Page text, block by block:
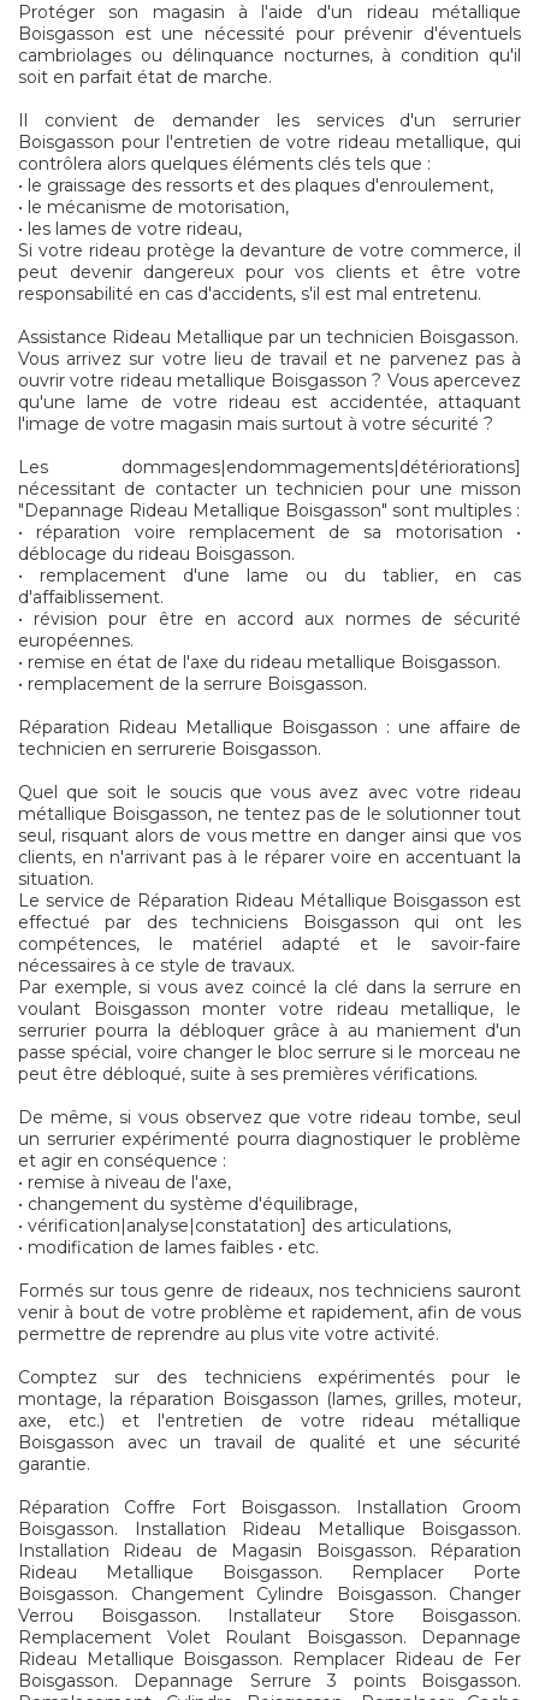
Protéger son magasin à l'aide d'un rideau métallique
Boisgasson est une nécessité pour prévenir d'éventuels
cambriolages ou délinquance nocturnes, à condition qu'il
soit en parfait état de marche.
Il convient de demander les services d'un serrurier
Boisgasson pour l'entretien de votre rideau metallique, qui
contrôlera alors quelques éléments clés tels que :
• le graissage des ressorts et des plaques d'enroulement,
• le mécanisme de motorisation,
• les lames de votre rideau,
Si votre rideau protège la devanture de votre commerce, il
peut devenir dangereux pour vos clients et être votre
responsabilité en cas d'accidents, s'il est mal entretenu.
Assistance Rideau Metallique par un technicien Boisgasson.
Vous arrivez sur votre lieu de travail et ne parvenez pas à
ouvrir votre rideau metallique Boisgasson ? Vous apercevez
qu'une lame de votre rideau est accidentée, attaquant
l'image de votre magasin mais surtout à votre sécurité ?
Les dommages|endommagements|détériorations]
nécessitant de contacter un technicien pour une misson
"Depannage Rideau Metallique Boisgasson" sont multiples :
• réparation voire remplacement de sa motorisation •
déblocage du rideau Boisgasson.
• remplacement d'une lame ou du tablier, en cas
d'affaiblissement.
• révision pour être en accord aux normes de sécurité
européennes.
• remise en état de l'axe du rideau metallique Boisgasson.
• remplacement de la serrure Boisgasson.
Réparation Rideau Metallique Boisgasson : une affaire de
technicien en serrurerie Boisgasson.
Quel que soit le soucis que vous avez avec votre rideau
métallique Boisgasson, ne tentez pas de le solutionner tout
seul, risquant alors de vous mettre en danger ainsi que vos
clients, en n'arrivant pas à le réparer voire en accentuant la
situation.
Le service de Réparation Rideau Métallique Boisgasson est
effectué par des techniciens Boisgasson qui ont les
compétences, le matériel adapté et le savoir-faire
nécessaires à ce style de travaux.
Par exemple, si vous avez coincé la clé dans la serrure en
voulant Boisgasson monter votre rideau metallique, le
serrurier pourra la débloquer grâce à au maniement d'un
passe spécial, voire changer le bloc serrure si le morceau ne
peut être débloqué, suite à ses premières vérifications.
De même, si vous observez que votre rideau tombe, seul
un serrurier expérimenté pourra diagnostiquer le problème
et agir en conséquence :
• remise à niveau de l'axe,
• changement du système d'équilibrage,
• vérification|analyse|constatation] des articulations,
• modification de lames faibles • etc.
Formés sur tous genre de rideaux, nos techniciens sauront
venir à bout de votre problème et rapidement, afin de vous
permettre de reprendre au plus vite votre activité.
Comptez sur des techniciens expérimentés pour le
montage, la réparation Boisgasson (lames, grilles, moteur,
axe, etc.) et l'entretien de votre rideau métallique
Boisgasson avec un travail de qualité et une sécurité
garantie.
Réparation Coffre Fort Boisgasson. Installation Groom
Boisgasson. Installation Rideau Metallique Boisgasson.
Installation Rideau de Magasin Boisgasson. Réparation
Rideau Metallique Boisgasson. Remplacer Porte
Boisgasson. Changement Cylindre Boisgasson. Changer
Verrou Boisgasson. Installateur Store Boisgasson.
Remplacement Volet Roulant Boisgasson. Depannage
Rideau Metallique Boisgasson. Remplacer Rideau de Fer
Boisgasson. Depannage Serrure 3 points Boisgasson.